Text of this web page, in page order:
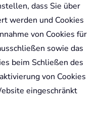
dass Sie über
werden und Cookies
von Cookies für
sowie das
beim Schließen des
von Cookies
eingeschränkt